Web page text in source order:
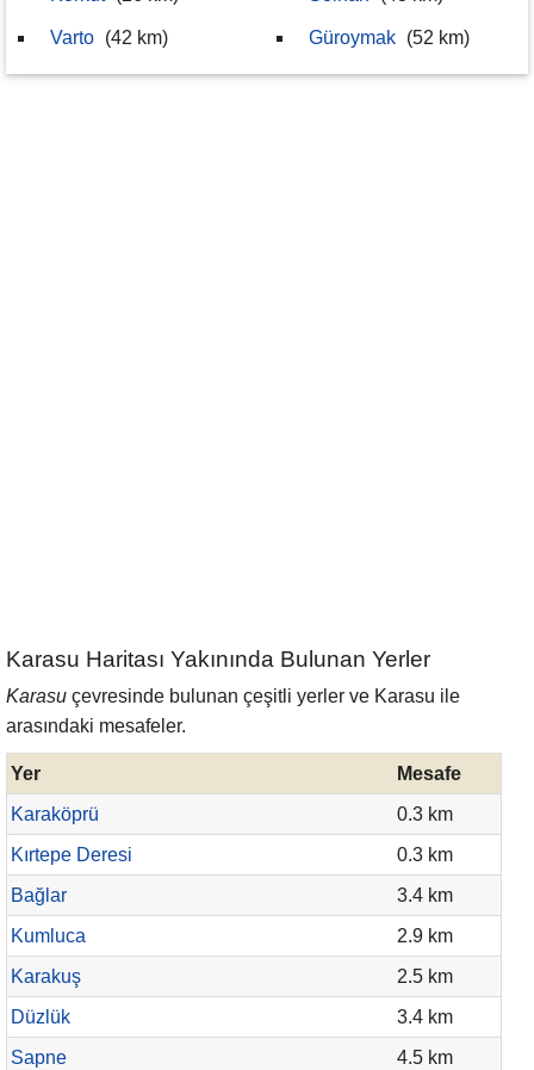
Varto (42 km) Güroymak (52 km)
Karasu Haritası Yakınında Bulunan Yerler
Karasu çevresinde bulunan çeşitli yerler ve Karasu ile
arasındaki mesafeler.
Yer
Mesafe
Karaköprü
0.3 km
Kırtepe Deresi
0.3 km
Bağlar
3.4 km
Kumluca
2.9 km
Karakuş
2.5 km
Düzlük
3.4 km
Sapne
4.5 km